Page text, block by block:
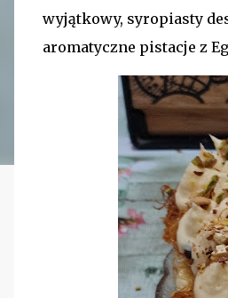
wyjątkowy, syropiasty
aromatyczne pistacje z